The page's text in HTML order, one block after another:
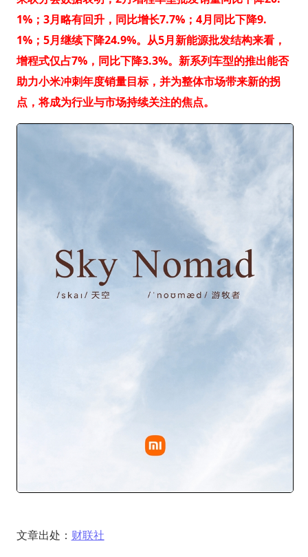
1%；3月略有回升，同比增长7.7%；4月同比下降9.
1%；5月继续下降24.9%。从5月新能源批发结构来看，
增程式仅占7%，同比下降3.3%。新系列车型的推出能否
助力小米冲刺年度销量目标，并为整体市场带来新的拐
点，将成为行业与市场持续关注的焦点。
文章出处： 财联社